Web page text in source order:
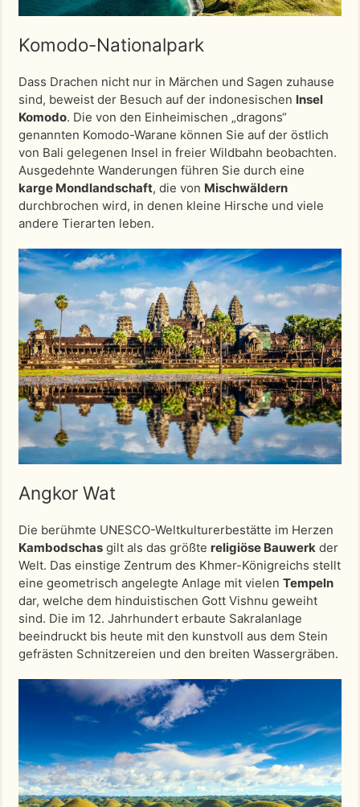
Komodo-Nationalpark
Dass Drachen nicht nur in Märchen und Sagen zuhause
sind, beweist der Besuch auf der indonesischen Insel
Komodo. Die von den Einheimischen „dragons“
genannten Komodo-Warane können Sie auf der östlich
von Bali gelegenen Insel in freier Wildbahn beobachten.
Ausgedehnte Wanderungen führen Sie durch eine
karge Mondlandschaft, die von Mischwäldern
durchbrochen wird, in denen kleine Hirsche und viele
andere Tierarten leben.
Angkor Wat
Die berühmte UNESCO-Weltkulturerbestätte im Herzen
Kambodschas gilt als das größte religiöse Bauwerk der
Welt. Das einstige Zentrum des Khmer-Königreichs stellt
eine geometrisch angelegte Anlage mit vielen Tempeln
dar, welche dem hinduistischen Gott Vishnu geweiht
sind. Die im 12. Jahrhundert erbaute Sakralanlage
beeindruckt bis heute mit den kunstvoll aus dem Stein
gefrästen Schnitzereien und den breiten Wassergräben.